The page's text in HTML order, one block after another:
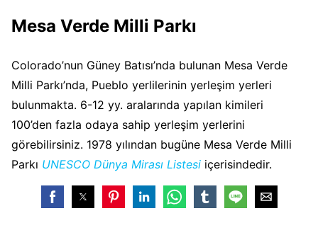
Mesa Verde Milli Parkı
Colorado’nun Güney Batısı’nda bulunan Mesa Verde
Milli Parkı’nda, Pueblo yerlilerinin yerleşim yerleri
bulunmakta. 6-12 yy. aralarında yapılan kimileri
100’den fazla odaya sahip yerleşim yerlerini
görebilirsiniz. 1978 yılından bugüne Mesa Verde Milli
Parkı UNESCO Dünya Mirası Listesi içerisindedir.